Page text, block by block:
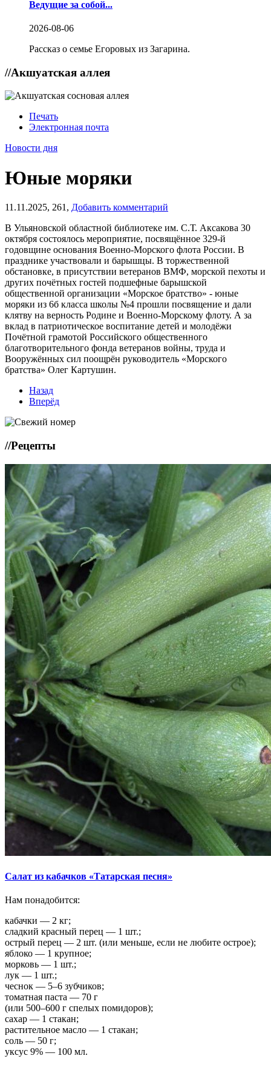
Ведущие за собой...
2026-08-06
Рассказ о семье Егоровых из Загарина.
//Акшуатская аллея
Печать
Электронная почта
Новости дня
Юные моряки
11.11.2025, 261, Добавить комментарий
В Ульяновской областной библиотеке им. С.Т. Аксакова 30
октября состоялось мероприятие, посвящённое 329-й
годовщине основания Военно-Морского флота России. В
празднике участвовали и барышцы. В торжественной
обстановке, в присутствии ветеранов ВМФ, морской пехоты и
других почётных гостей подшефные барышской
общественной организации «Морское братство» - юные
моряки из 6б класса школы №4 прошли посвящение и дали
клятву на верность Родине и Военно-Морскому флоту. А за
вклад в патриотическое воспитание детей и молодёжи
Почётной грамотой Российского общественного
благотворительного фонда ветеранов войны, труда и
Вооружённых сил поощрён руководитель «Морского
братства» Олег Картушин.
Назад
Вперёд
//Рецепты
Салат из кабачков «Татарская песня»
Нам понадобится:
кабачки — 2 кг;
сладкий красный перец — 1 шт.;
острый перец — 2 шт. (или меньше, если не любите острое);
яблоко — 1 крупное;
морковь — 1 шт.;
лук — 1 шт.;
чеснок — 5–6 зубчиков;
томатная паста — 70 г
(или 500–600 г спелых помидоров);
сахар — 1 стакан;
растительное масло — 1 стакан;
соль — 50 г;
уксус 9% — 100 мл.